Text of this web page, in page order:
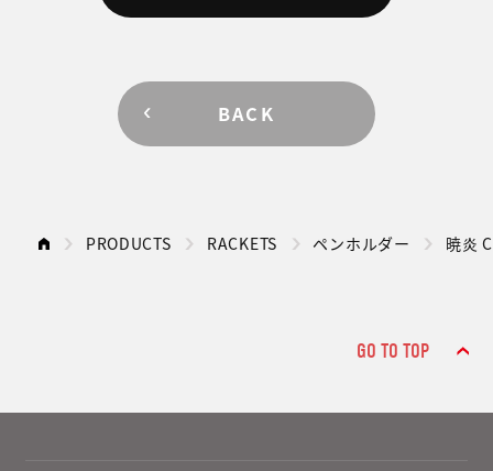
BACK
PRODUCTS RACKETS ペンホルダー 暁炎 C
GO TO TOP